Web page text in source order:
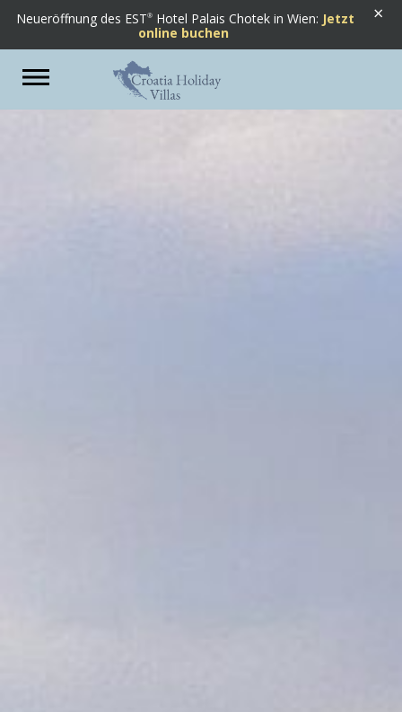
×
Neueröffnung des EST Hotel Palais Chotek in Wien: Jetzt
online buchen
Toggle
navigation